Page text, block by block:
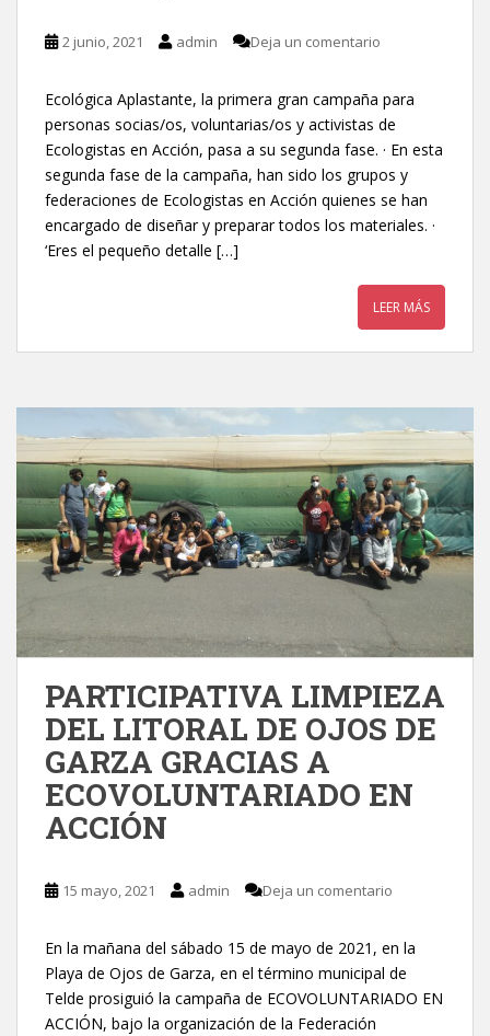
2 junio, 2021 admin Deja un comentario
Ecológica Aplastante, la primera gran campaña para
personas socias/os, voluntarias/os y activistas de
Ecologistas en Acción, pasa a su segunda fase. · En esta
segunda fase de la campaña, han sido los grupos y
federaciones de Ecologistas en Acción quienes se han
encargado de diseñar y preparar todos los materiales. ·
‘Eres el pequeño detalle […]
LEER MÁS
PARTICIPATIVA LIMPIEZA
DEL LITORAL DE OJOS DE
GARZA GRACIAS A
ECOVOLUNTARIADO EN
ACCIÓN
15 mayo, 2021 admin Deja un comentario
En la mañana del sábado 15 de mayo de 2021, en la
Playa de Ojos de Garza, en el término municipal de
Telde prosiguió la campaña de ECOVOLUNTARIADO EN
ACCIÓN, bajo la organización de la Federación